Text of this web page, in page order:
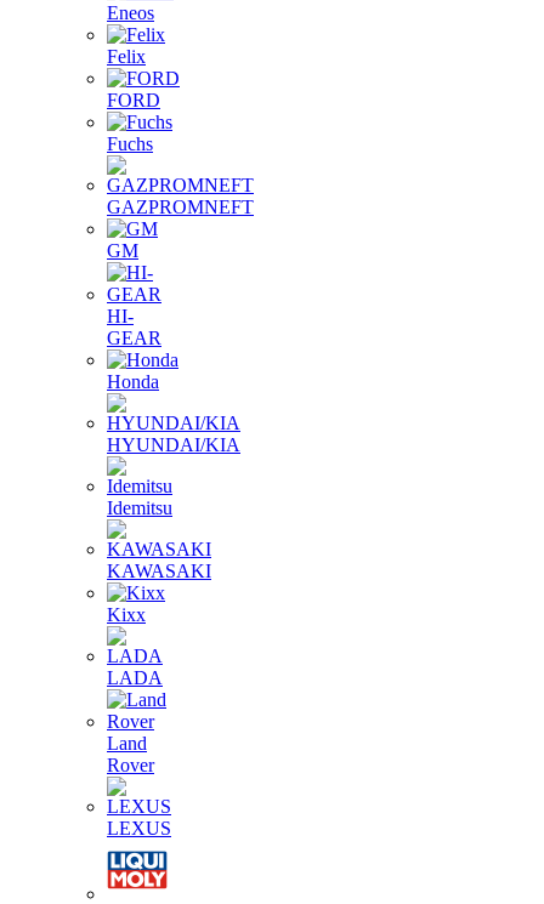
Eneos
Felix
FORD
Fuchs
GAZPROMNEFT
GM
HI-
GEAR
Honda
HYUNDAI/KIA
Idemitsu
KAWASAKI
Kixx
LADA
Land
Rover
LEXUS